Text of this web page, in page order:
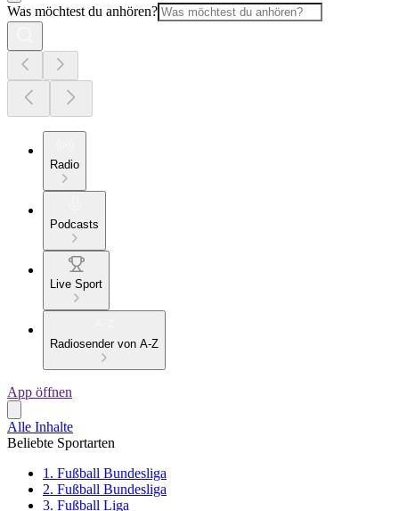
Was möchtest du anhören?
Radio
Podcasts
Live Sport
Radiosender von A-Z
App öffnen
Alle Inhalte
Beliebte Sportarten
1. Fußball Bundesliga
2. Fußball Bundesliga
3. Fußball Liga